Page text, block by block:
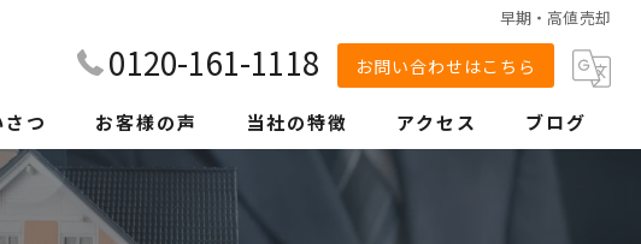
早期・高値売却
0120-161-1118 お問い合わせはこちら
つ お客様の声 当社の特徴 アクセス ブログ